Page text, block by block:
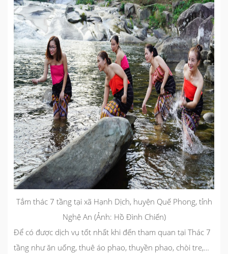
Tắm thác 7 tầng tại xã Hạnh Dịch, huyện Quế Phong, tỉnh
Nghệ An (Ảnh: Hồ Đình Chiến)
Để có được dịch vụ tốt nhất khi đến tham quan tại Thác 7
tầng như ăn uống, thuê áo phao, thuyền phao, chòi tre,…